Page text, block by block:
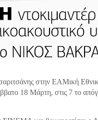
στην ΕΑΜική
18 Μάρτη, στις 7 το